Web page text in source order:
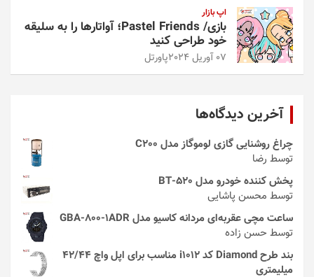
اپ بازار
بازی/ Pastel Friends؛ آواتارها را به سلیقه
خود طراحی کنید
07 آوریل 2024 پاورتل
آخرین دیدگاه‌ها
چراغ روشنایی گازی لوموگاز مدل C200
توسط رضا
پخش کننده خودرو مدل 520-BT
توسط محسن پاشایی
ساعت مچی عقربه‌ای مردانه کاسیو مدل GBA-800-1ADR
توسط حسن زاده
بند طرح Diamond کد i1012 مناسب برای اپل واچ 42/44
میلیمتری